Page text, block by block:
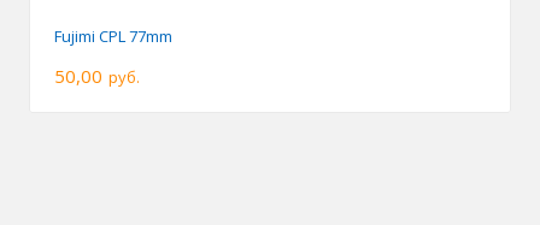
Fujimi CPL 77mm
50,00 руб.